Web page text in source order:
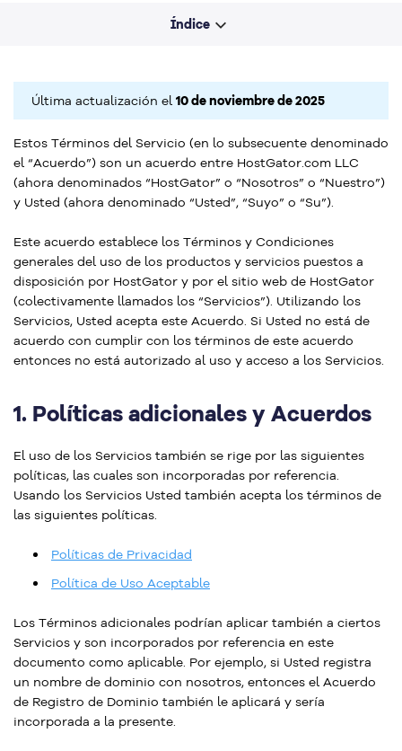
Última actualización el 10 de noviembre de 2025
Estos Términos del Servicio (en lo subsecuente denominado
el “Acuerdo”) son un acuerdo entre HostGator.com LLC
(ahora denominados “HostGator” o “Nosotros” o “Nuestro”)
y Usted (ahora denominado “Usted”, “Suyo” o “Su”).
Este acuerdo establece los Términos y Condiciones
generales del uso de los productos y servicios puestos a
disposición por HostGator y por el sitio web de HostGator
(colectivamente llamados los “Servicios”). Utilizando los
Servicios, Usted acepta este Acuerdo. Si Usted no está de
acuerdo con cumplir con los términos de este acuerdo
entonces no está autorizado al uso y acceso a los Servicios.
1. Políticas adicionales y Acuerdos
El uso de los Servicios también se rige por las siguientes
políticas, las cuales son incorporadas por referencia.
Usando los Servicios Usted también acepta los términos de
las siguientes políticas.
Políticas de Privacidad
Política de Uso Aceptable
Los Términos adicionales podrían aplicar también a ciertos
Servicios y son incorporados por referencia en este
documento como aplicable. Por ejemplo, si Usted registra
un nombre de dominio con nosotros, entonces el Acuerdo
de Registro de Dominio también le aplicará y sería
incorporada a la presente.
Índice